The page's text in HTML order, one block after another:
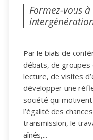
Formez-vous
Par le biais de
débats, de groupes
lecture, de visites
développer une
société qui motivent
l’égalité des
transmission, le
aînés,...